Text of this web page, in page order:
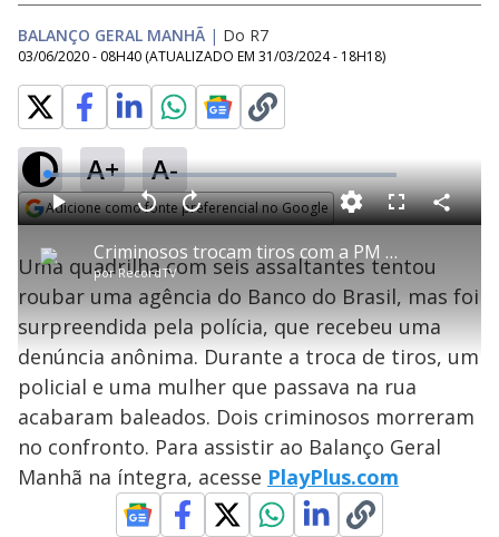
BALANÇO GERAL MANHÃ | Do R7
03/06/2020 - 08H40 (ATUALIZADO EM 31/03/2024 - 18H18)
A+ A-
Adicione como fonte preferencial no Google
P
l
a
y
Criminosos trocam tiros com a PM durante roubo a banco na Lapa, em SP
por RecordTV
P V
t
a
r
0
s
n
d
s
A
n
ç
a
1
s
e
u
n
d
s
M
u
L
o
a
d
e
3
.
4
3
%
F
s
c
e
e
n
C
o
i
l
Uma quadrilha com seis assaltantes tentou
roubar uma agência do Banco do Brasil, mas foi
surpreendida pela polícia, que recebeu uma
denúncia anônima. Durante a troca de tiros, um
policial e uma mulher que passava na rua
acabaram baleados. Dois criminosos morreram
no confronto. Para assistir ao Balanço Geral
Manhã na íntegra, acesse PlayPlus.com